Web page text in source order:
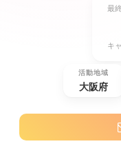
最
キ
活動地域
大阪府